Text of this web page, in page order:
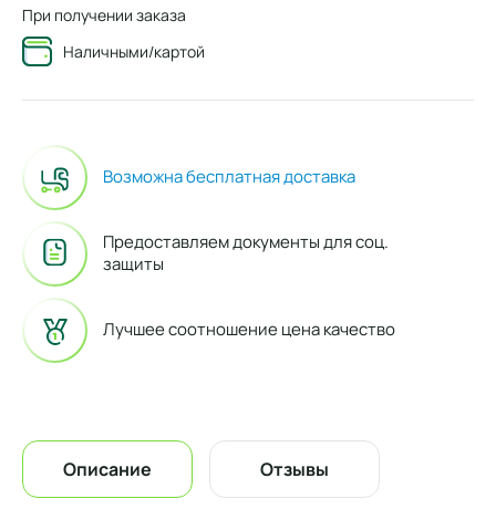
При получении заказа
Наличными/картой
Возможна бесплатная доставка
Предоставляем документы для соц.
защиты
Лучшее соотношение цена качество
Описание Отзывы